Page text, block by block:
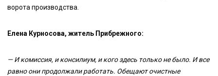
ворота производства.
Елена Курносова, житель Прибрежного:
— И комиссия, и консилиум, и кого здесь только не было. И все
равно они продолжали работать. Обещают очистные